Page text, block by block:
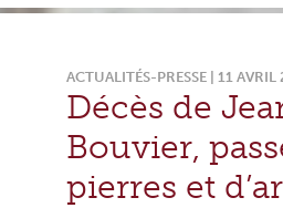
ACTUALITÉS-PRESSE | 11 AVRIL
Décès de
Bouvier,
pierres et